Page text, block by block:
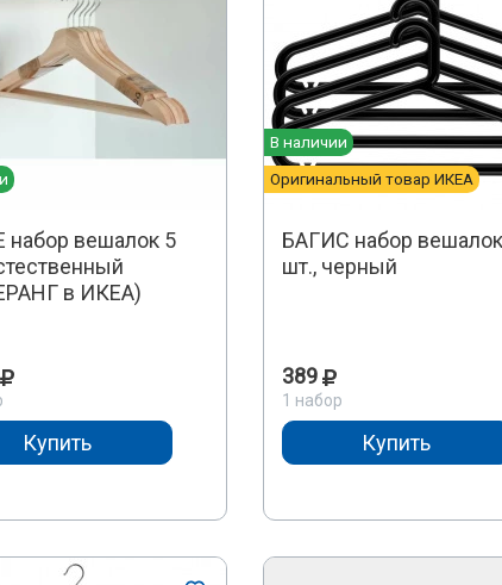
набор вешалок 5
в ИКЕА)
Купить
В наличии
Оригинальный товар ИКЕА
БАГИС набор
шт., черный
389
1 набор
Купить